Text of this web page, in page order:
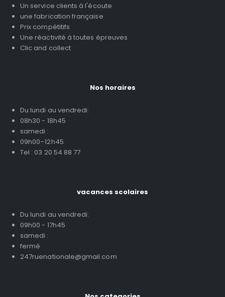
Un service clients à l'écoute
une fabrication française
Prix compétitifs
Une réactivité à toutes épreuves
Clic and collect
Nos horaires
Du lundi au vendredi:
08h30 - 18h45
samedi :
09h00–12h45
Tel : 03 20 54 88 77
vacances scolaires
Du lundi au vendredi:
09h00 - 17h45
samedi :
fermé
247ruenationale@gmail.com